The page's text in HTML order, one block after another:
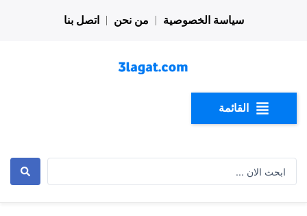
سياسة الخصوصية من نحن اتصل بنا
القائمة